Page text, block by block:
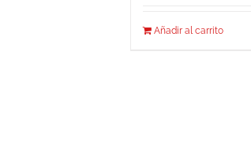
Añadir al carrito